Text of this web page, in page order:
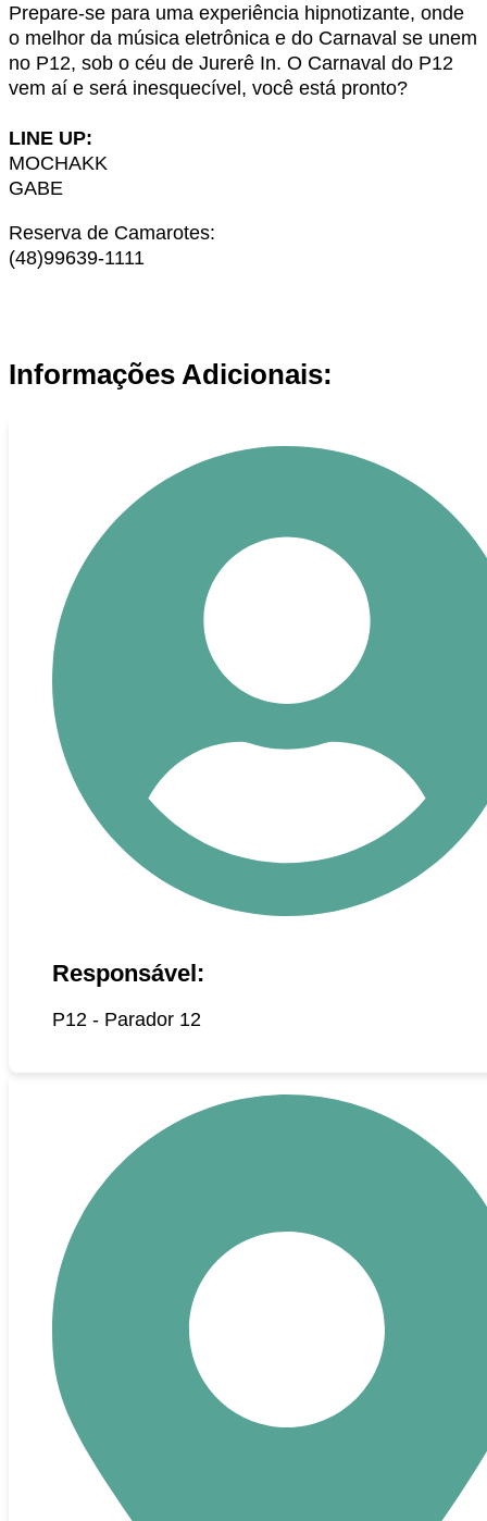
Prepare-se para uma experiência hipnotizante, onde
o melhor da música eletrônica e do Carnaval se unem
no P12, sob o céu de Jurerê In. O Carnaval do P12
vem aí e será inesquecível, você está pronto?
LINE UP:
MOCHAKK
GABE
Reserva de Camarotes:
(48)99639-1111
Informações Adicionais:
Responsável:
P12 - Parador 12